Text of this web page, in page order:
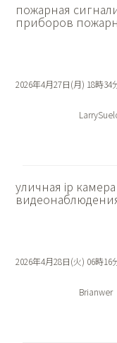
пожарная
приборов
2026年4月27日(月) 18時34
уличная ip
2026年4月28日(火) 06時16
Brianwer